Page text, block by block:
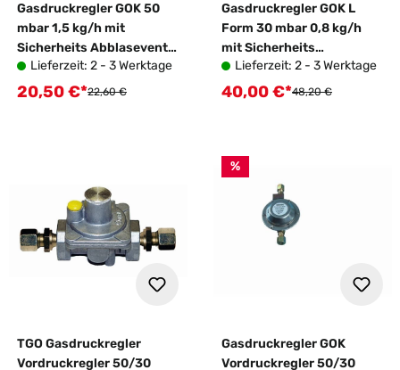
Gasdruckregler GOK 50
mbar 1,5 kg/h mit
Sicherheits Abblaseventil
ohne Manometer
Lieferzeit: 2 - 3 Werktage
Verkaufspreis:
20,50 €*Regulärer Preis:
22,60 €
Gasdruckregler GOK L
Form 30 mbar 0,8 kg/h
mit Sicherheits
Abblaseventil
Lieferzeit: 2 - 3 Werktage
Verkaufspreis:
40,00 €*Regulärer Preis:
48,20 €
TGO Gasdruckregler
Vordruckregler 50/30
%
Gasdruckregler GOK
Vordruckregler 50/30